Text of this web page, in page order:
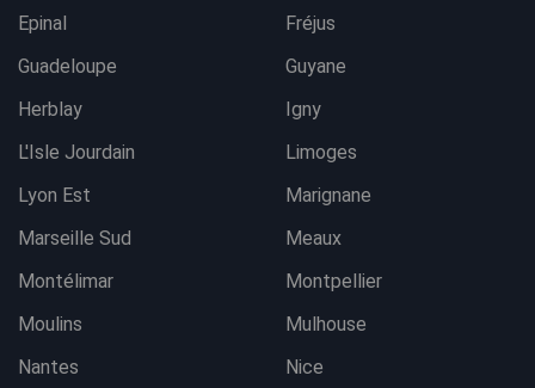
Epinal
Fréjus
Guadeloupe
Guyane
Herblay
Igny
L'Isle Jourdain
Limoges
Lyon Est
Marignane
Marseille Sud
Meaux
Montélimar
Montpellier
Moulins
Mulhouse
Nantes
Nice